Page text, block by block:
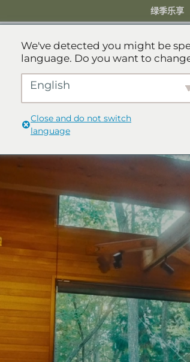
绿季乐享
活动体验 服
We've detected you might be
language. Do you want to
English
Close and do not switch
language